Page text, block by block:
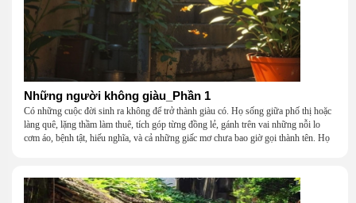
Những người không giàu_Phần 1
Có những cuộc đời sinh ra không để trở thành giàu có. Họ sống giữa phố thị hoặc
làng quê, lặng thầm làm thuê, tích góp từng đồng lẻ, gánh trên vai những nỗi lo
cơm áo, bệnh tật, hiếu nghĩa, và cả những giấc mơ chưa bao giờ gọi thành tên. Họ
một mái nhà bằng lòng thương, bằng sự nhẫn nại và một niềm tin cũ kỹ rằng: dẫu
nghèo đến đâu, cũng còn có nhau để quay về.